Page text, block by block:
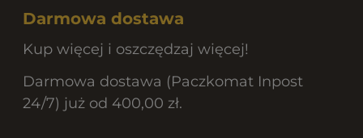
Darmowa dostawa
Kup więcej i oszczędzaj więcej!
Darmowa dostawa (Paczkomat Inpost
24/7) już od 400,00 zł.